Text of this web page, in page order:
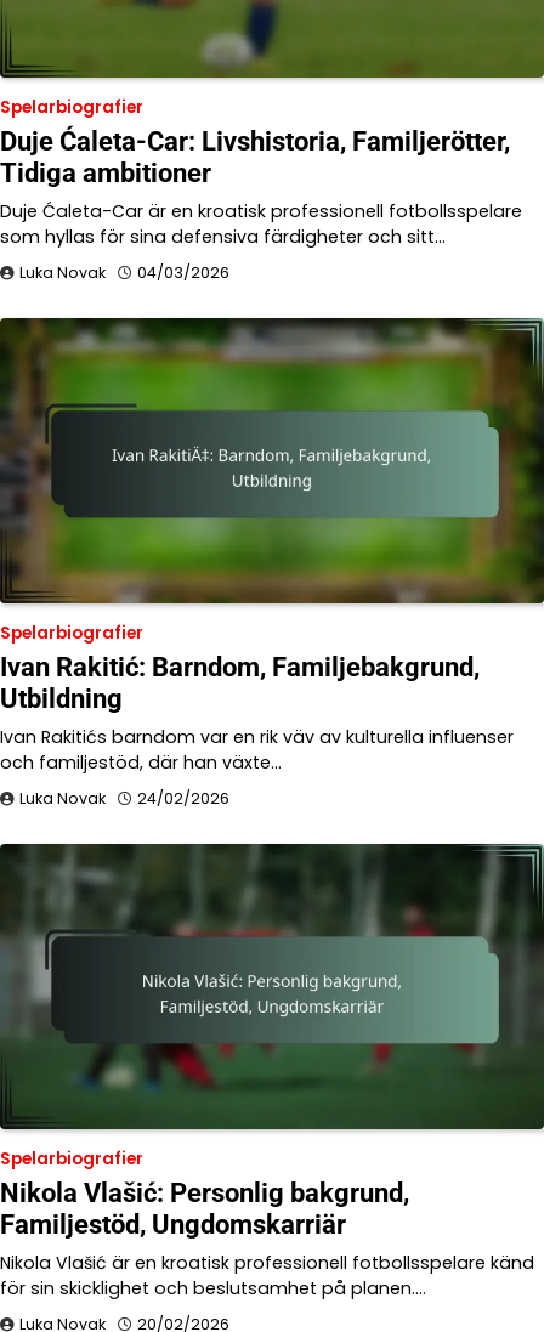
Spelarbiografier
Duje Ćaleta-Car: Livshistoria, Familjerötter,
Tidiga ambitioner
Duje Ćaleta-Car är en kroatisk professionell fotbollsspelare
som hyllas för sina defensiva färdigheter och sitt…
Luka Novak 04/03/2026
Spelarbiografier
Ivan Rakitić: Barndom, Familjebakgrund,
Utbildning
Ivan Rakitićs barndom var en rik väv av kulturella influenser
och familjestöd, där han växte…
Luka Novak 24/02/2026
Spelarbiografier
Nikola Vlašić: Personlig bakgrund,
Familjestöd, Ungdomskarriär
Nikola Vlašić är en kroatisk professionell fotbollsspelare känd
för sin skicklighet och beslutsamhet på planen.…
Luka Novak 20/02/2026